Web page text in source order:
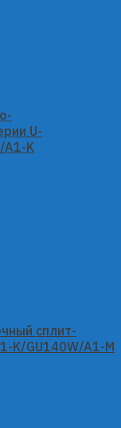
сплит-
K/GU140W/A1-M